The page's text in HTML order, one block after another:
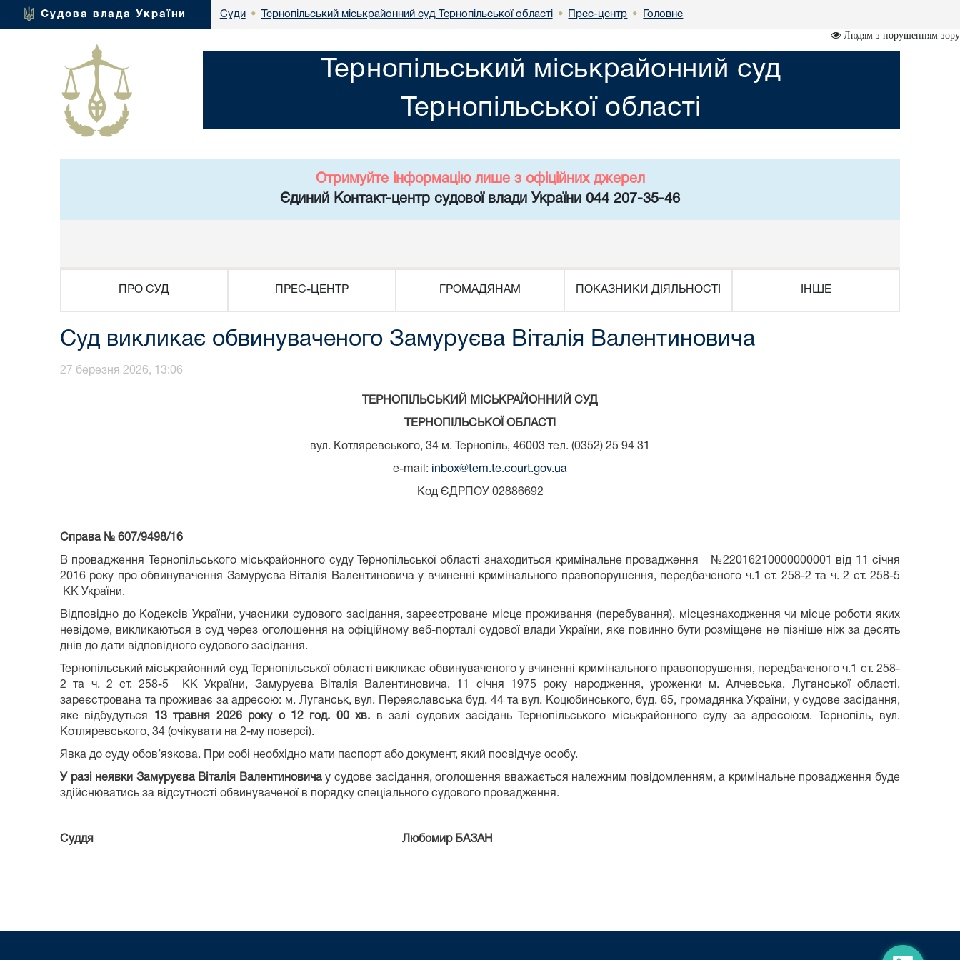
Судова влада України Суди • Тернопільський міськрайонний суд Тернопільської області • Прес-центр • Головне
Людям з порушенням зору
Тернопільський міськрайонний суд
Тернопільської області
Отримуйте інформацію лише з офіційних джерел
Єдиний Контакт-центр судової влади України 044 207-35-46
ПРО СУД ПРЕС-ЦЕНТР ГРОМАДЯНАМ ПОКАЗНИКИ ДІЯЛЬНОСТІ ІНШЕ
Суд викликає обвинуваченого Замуруєва Віталія Валентиновича
27 березня 2026, 13:06
ТЕРНОПІЛЬСЬКИЙ МІСЬКРАЙОННИЙ СУД
ТЕРНОПІЛЬСЬКОЇ ОБЛАСТІ
вул. Котляревського, 34 м. Тернопіль, 46003 тел. (0352) 25 94 31
е-mail: inbox@tem.te.court.gov.ua
Код ЄДРПОУ 02886692
Справа № 607/9498/16
В провадження Тернопільського міськрайонного суду Тернопільської області знаходиться кримінальне провадження №22016210000000001 від 11 січня
2016 року про обвинувачення Замуруєва Віталія Валентиновича у вчиненні кримінального правопорушення, передбаченого ч.1 ст. 258-2 та ч. 2 ст. 258-5
КК України.
Відповідно до Кодексів України, учасники судового засідання, зареєстроване місце проживання (перебування), місцезнаходження чи місце роботи яких
невідоме, викликаються в суд через оголошення на офіційному веб-порталі судової влади України, яке повинно бути розміщене не пізніше ніж за десять
днів до дати відповідного судового засідання.
Тернопільський міськрайонний суд Тернопільської області викликає обвинуваченого у вчиненні кримінального правопорушення, передбаченого ч.1 ст. 258-
2 та ч. 2 ст. 258-5 КК України, Замуруєва Віталія Валентиновича, 11 січня 1975 року народження, уроженки м. Алчевська, Луганської області,
зареєстрована та проживає за адресою: м. Луганськ, вул. Переяславська буд. 44 та вул. Коцюбинського, буд. 65, громадянка України, у судове засідання,
яке відбудуться 13 травня 2026 року о 12 год. 00 хв. в залі судових засідань Тернопільського міськрайонного суду за адресою:м. Тернопіль, вул.
Котляревського, 34 (очікувати на 2-му поверсі).
Явка до суду обов’язкова. При собі необхідно мати паспорт або документ, який посвідчує особу.
У разі неявки Замуруєва Віталія Валентиновичау судове засідання, оголошення вважається належним повідомленням, а кримінальне провадження буде
здійснюватись за відсутності обвинуваченої в порядку спеціального судового провадження.
Суддя Любомир БАЗАН